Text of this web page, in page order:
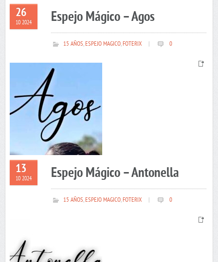
26
10 2024 Espejo Mágico – Agos
15 AÑOS,ESPEJO MAGICO,FOTERIX 0
13
10 2024 Espejo Mágico – Antonella
15 AÑOS,ESPEJO MAGICO,FOTERIX 0